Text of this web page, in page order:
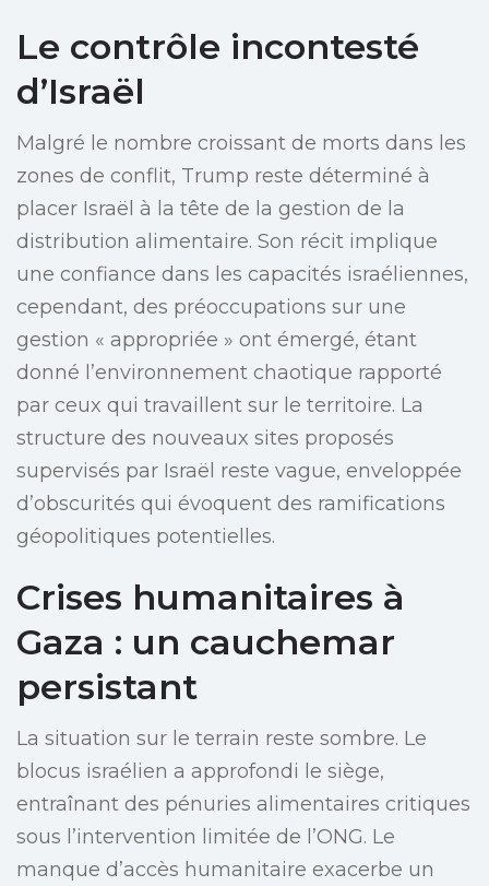
Le contrôle incontesté
d’Israël
Malgré le nombre croissant de morts dans les
zones de conflit, Trump reste déterminé à
placer Israël à la tête de la gestion de la
distribution alimentaire. Son récit implique
une confiance dans les capacités israéliennes,
cependant, des préoccupations sur une
gestion « appropriée » ont émergé, étant
donné l’environnement chaotique rapporté
par ceux qui travaillent sur le territoire. La
structure des nouveaux sites proposés
supervisés par Israël reste vague, enveloppée
d’obscurités qui évoquent des ramifications
géopolitiques potentielles.
Crises humanitaires à
Gaza : un cauchemar
persistant
La situation sur le terrain reste sombre. Le
blocus israélien a approfondi le siège,
entraînant des pénuries alimentaires critiques
sous l’intervention limitée de l’ONG. Le
manque d’accès humanitaire exacerbe un